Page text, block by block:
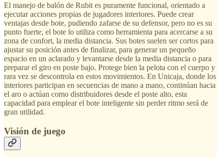
El manejo de balón de Rubit es puramente funcional, orientado a
ejecutar acciones propias de jugadores interiores. Puede crear
ventajas desde bote, pudiendo zafarse de su defensor, pero no es su
punto fuerte, el bote lo utiliza como herramienta para acercarse a su
zona de confort, la media distancia. Sus botes suelen ser cortos para
ajustar su posición antes de finalizar, para generar un pequeño
espacio en un aclarado y levantarse desde la media distancia o para
preparar el giro en poste bajo. Protege bien la pelota con el cuerpo y
rara vez se descontrola en estos movimientos. En Unicaja, donde los
interiores participan en secuencias de mano a mano, continúan hacia
el aro o actúan como distribuidores desde el poste alto, esta
capacidad para emplear el bote inteligente sin perder ritmo será de
gran utilidad.
Visión de juego